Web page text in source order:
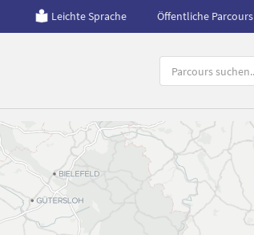
Leichte Sprache Öffentliche Parcours